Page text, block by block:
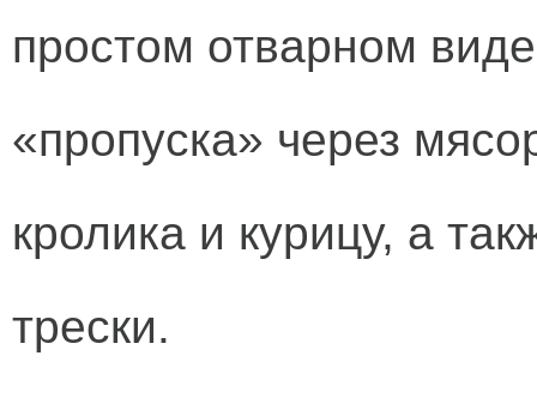
простом отварном
«пропуска» через
кролика и курицу, а
трески.